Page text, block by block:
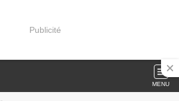
Publicité
MENU